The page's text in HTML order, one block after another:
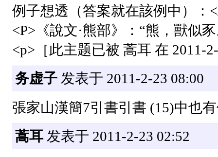
例子想透（答案就在該例中）：
<P>《說文·熊部》：“熊，獸似
<p>［此主题已被 蒿耳 在 2011-
务虚子发表于 2011-2-23 08:00
張家山漢簡7引書引書 (15)中也
蒿耳发表于 2011-2-23 02:52